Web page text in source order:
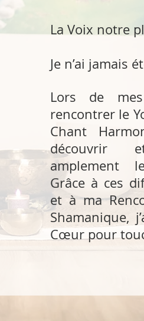
La Voix notre
Je n’ai jamais
Lors de
rencontrer le
Chant
découvrir
amplement
Grâce à ces
et à ma
Shamanique,
Cœur pour